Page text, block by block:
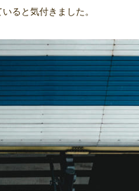
ると気付きました。